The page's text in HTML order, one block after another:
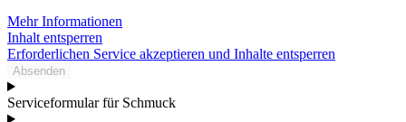
Mehr Informationen
Inhalt entsperren
Erforderlichen Service akzeptieren und Inhalte entsperren
Absenden
Serviceformular für Schmuck